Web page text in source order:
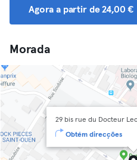
Agora a partir de 24,00 €
Morada
29 bis rue du Docteur
Obtém direcções